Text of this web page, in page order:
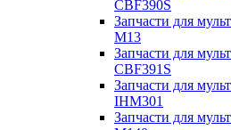
CBF390S
Запчасти для
M13
Запчасти для
CBF391S
Запчасти для
IHM301
Запчасти для